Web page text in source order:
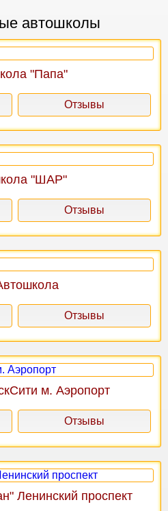
автошколы
"Папа"
Отзывы
"ШАР"
Отзывы
Отзывы
м. Аэропорт
Отзывы
Ленинский проспект